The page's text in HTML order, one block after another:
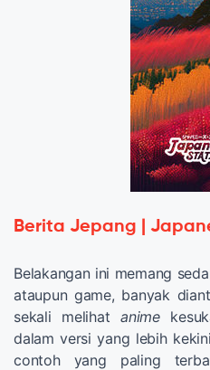
Berita Jepang |
Belakangan ini memang
ataupun game, banyak
sekali melihat anime
dalam versi yang lebih
contoh yang paling